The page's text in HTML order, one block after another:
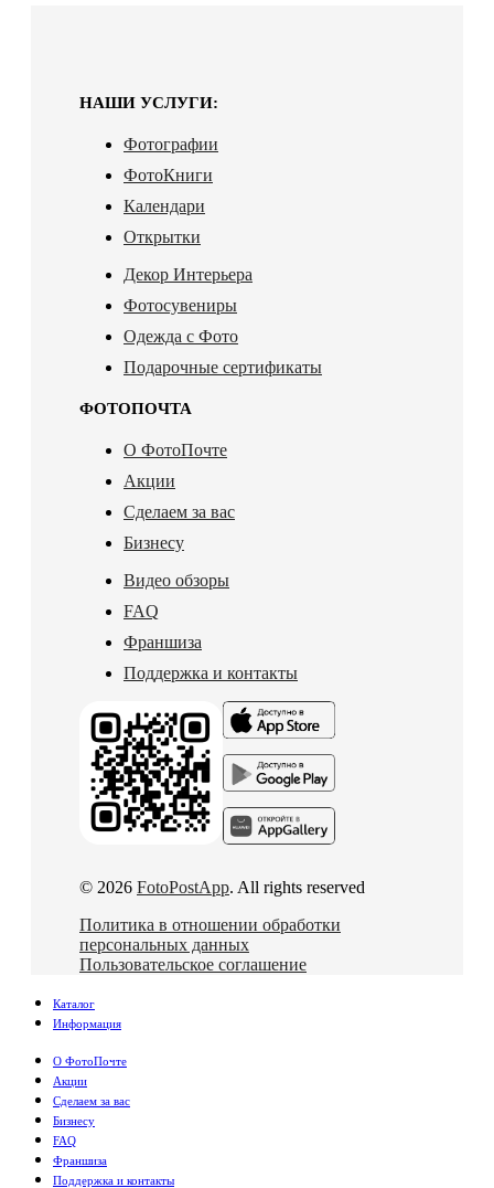
НАШИ УСЛУГИ:
Фотографии
ФотоКниги
Календари
Открытки
Декор Интерьера
Фотосувениры
Одежда с Фото
Подарочные сертификаты
ФОТОПОЧТА
О ФотоПочте
Акции
Сделаем за вас
Бизнесу
Видео обзоры
FAQ
Франшиза
Поддержка и контакты
© 2026 FotoPostApp. All rights reserved
Политика в отношении обработки
персональных данных
Пользовательское соглашение
Каталог
Информация
О ФотоПочте
Акции
Сделаем за вас
Бизнесу
FAQ
Франшиза
Поддержка и контакты